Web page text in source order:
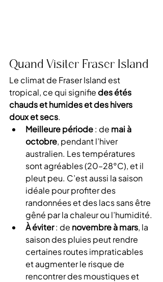
Quand Visiter Fraser Island
Le climat de Fraser Island est
tropical, ce qui signifie des étés
chauds et humides et des hivers
doux et secs.
Meilleure période : de mai à
octobre, pendant l’hiver
australien. Les températures
sont agréables (20–28°C), et il
pleut peu. C’est aussi la saison
idéale pour profiter des
randonnées et des lacs sans être
gêné par la chaleur ou l’humidité.
À éviter : de novembre à mars, la
saison des pluies peut rendre
certaines routes impraticables
et augmenter le risque de
rencontrer des moustiques et